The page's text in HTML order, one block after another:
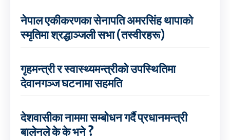
नेपाल एकीकरणका सेनापति अमरसिंह थापाको
स्मृतिमा श्रद्धाञ्जली सभा (तस्वीरहरू)
गृहमन्त्री र स्वास्थ्यमन्त्रीको उपस्थितिमा
देवानगञ्ज घटनामा सहमति
देशवासीका नाममा सम्बोधन गर्दै प्रधानमन्त्री
बालेनले के के भने ?